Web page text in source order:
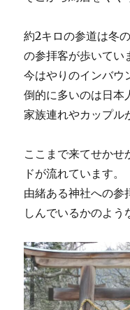
約2キロの参道は冬
の参拝客が歩いてい
今はやりのインバウ
倒的に多いのは日本
家族連れやカップル
ここまで来てせかせ
ドが流れています。
由緒ある神社への参
しんでいるかのよう